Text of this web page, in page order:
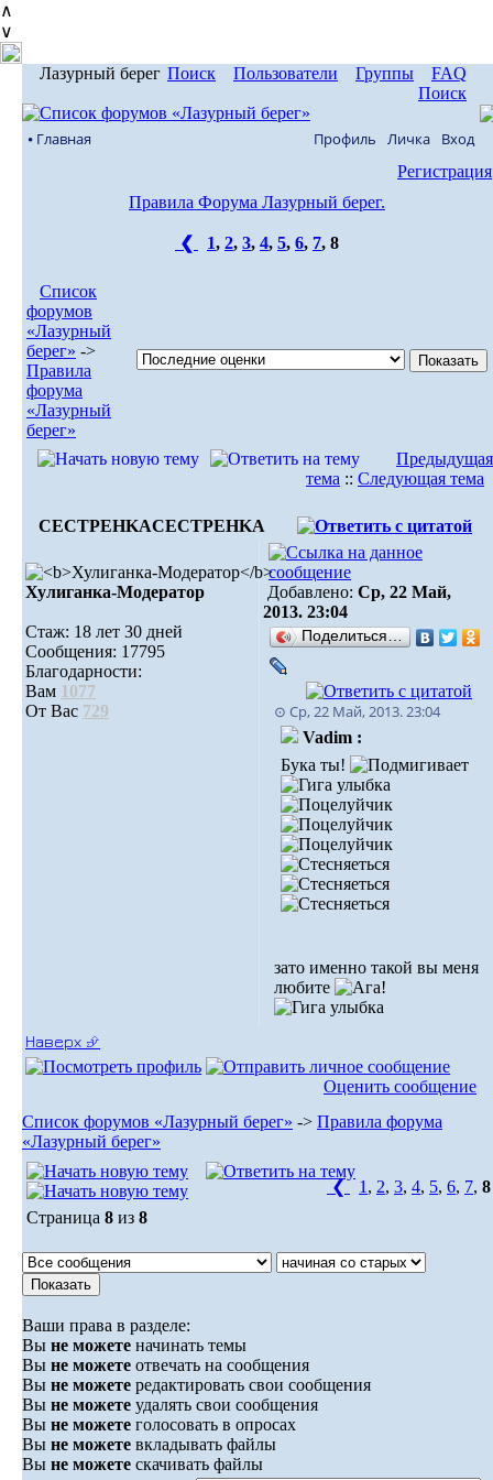
∧
∨
Лазурный берег Поиск Пользователи Группы
FAQ
Поиск
⦁ Главная Профиль Личка Вход
Регистрация
Правила Форума Лазурный берег.
❮ 1, 2, 3, 4, 5, 6, 7, 8
Список
форумов
«Лазурный
берег» ->
Правила
форума
«Лазурный
берег»
Предыдущая
тема :: Следующая тема
CECTPEHKACECTPEHKA
Хулиганка-Модератор
Стаж: 18 лет 30 дней
Сообщения: 17795
Благодарности:
Вам 1077
От Вас 729
Добавлено: Ср, 22 Май,
2013. 23:04
Поделиться…
⊙ Ср, 22 Май, 2013. 23:04
Vadim :
Бука ты!
зато именно такой вы меня
любите
Наверх ⮵
Оценить сообщение
Список форумов «Лазурный берег» -> Правила форума
«Лазурный берег»
❮ 1 , 2, 3, 4, 5, 6, 7, 8
Страница 8 из 8
Ваши права в разделе:
Вы не можете начинать темы
Вы не можете отвечать на сообщения
Вы не можете редактировать свои сообщения
Вы не можете удалять свои сообщения
Вы не можете голосовать в опросах
Вы не можете вкладывать файлы
Вы не можете скачивать файлы